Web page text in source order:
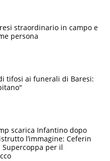
straordinario in campo e
persona
tifosi ai funerali di Baresi:
scarica Infantino dopo
l’immagine: Ceferin
Supercoppa per il